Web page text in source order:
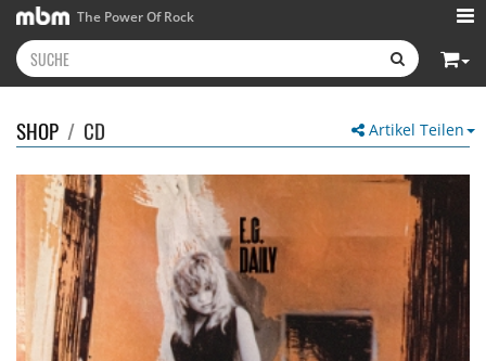
The Power Of Rock
Artikel Teilen
SHOP / CD